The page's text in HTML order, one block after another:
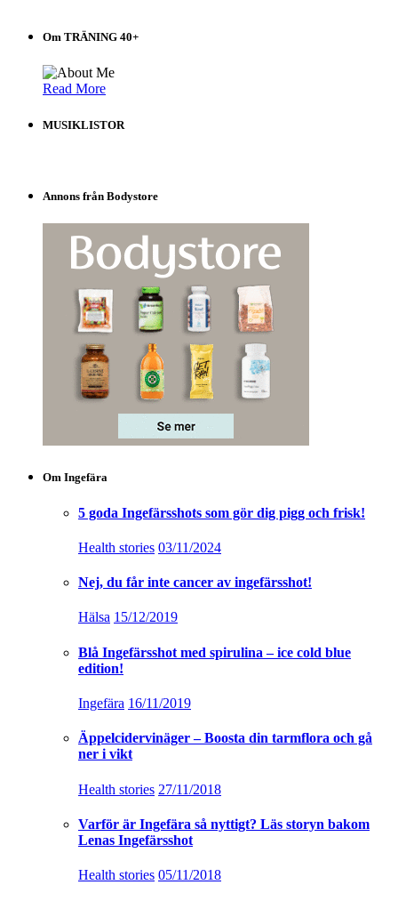
Om TRÄNING 40+
Read More
MUSIKLISTOR
Annons från Bodystore
Om Ingefära
5 goda Ingefärsshots som gör dig pigg och frisk!
Health stories 03/11/2024
Nej, du får inte cancer av ingefärsshot!
Hälsa 15/12/2019
Blå Ingefärsshot med spirulina – ice cold blue
edition!
Ingefära 16/11/2019
Äppelcidervinäger – Boosta din tarmflora och gå
ner i vikt
Health stories 27/11/2018
Varför är Ingefära så nyttigt? Läs storyn bakom
Lenas Ingefärsshot
Health stories 05/11/2018